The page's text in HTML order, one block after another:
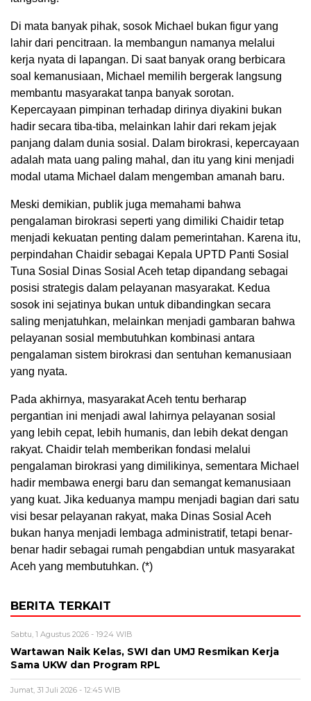
Di mata banyak pihak, sosok Michael bukan figur yang
lahir dari pencitraan. Ia membangun namanya melalui
kerja nyata di lapangan. Di saat banyak orang berbicara
soal kemanusiaan, Michael memilih bergerak langsung
membantu masyarakat tanpa banyak sorotan.
Kepercayaan pimpinan terhadap dirinya diyakini bukan
hadir secara tiba-tiba, melainkan lahir dari rekam jejak
panjang dalam dunia sosial. Dalam birokrasi, kepercayaan
adalah mata uang paling mahal, dan itu yang kini menjadi
modal utama Michael dalam mengemban amanah baru.
Meski demikian, publik juga memahami bahwa
pengalaman birokrasi seperti yang dimiliki Chaidir tetap
menjadi kekuatan penting dalam pemerintahan. Karena itu,
perpindahan Chaidir sebagai Kepala UPTD Panti Sosial
Tuna Sosial Dinas Sosial Aceh tetap dipandang sebagai
posisi strategis dalam pelayanan masyarakat. Kedua
sosok ini sejatinya bukan untuk dibandingkan secara
saling menjatuhkan, melainkan menjadi gambaran bahwa
pelayanan sosial membutuhkan kombinasi antara
pengalaman sistem birokrasi dan sentuhan kemanusiaan
yang nyata.
Pada akhirnya, masyarakat Aceh tentu berharap
pergantian ini menjadi awal lahirnya pelayanan sosial
yang lebih cepat, lebih humanis, dan lebih dekat dengan
rakyat. Chaidir telah memberikan fondasi melalui
pengalaman birokrasi yang dimilikinya, sementara Michael
hadir membawa energi baru dan semangat kemanusiaan
yang kuat. Jika keduanya mampu menjadi bagian dari satu
visi besar pelayanan rakyat, maka Dinas Sosial Aceh
bukan hanya menjadi lembaga administratif, tetapi benar-
benar hadir sebagai rumah pengabdian untuk masyarakat
Aceh yang membutuhkan. (*)
BERITA TERKAIT
Sabtu, 1 Agustus 2026 - 19:24 WIB
Wartawan Naik Kelas, SWI dan UMJ Resmikan Kerja
Sama UKW dan Program RPL
Jumat, 31 Juli 2026 - 12:45 WIB